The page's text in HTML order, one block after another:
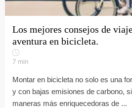
Los mejores consejos de
aventura en bicicleta.
7 min
Montar en bicicleta no solo es una
y con bajas emisiones de carbono,
maneras más enriquecedoras de ...